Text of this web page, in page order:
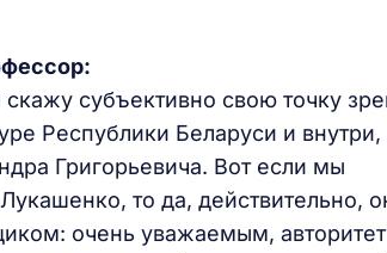
субъективно свою точку
Республики Беларуси и внутри,
Григорьевича. Вот если мы
то да, действительно,
очень уважаемым,